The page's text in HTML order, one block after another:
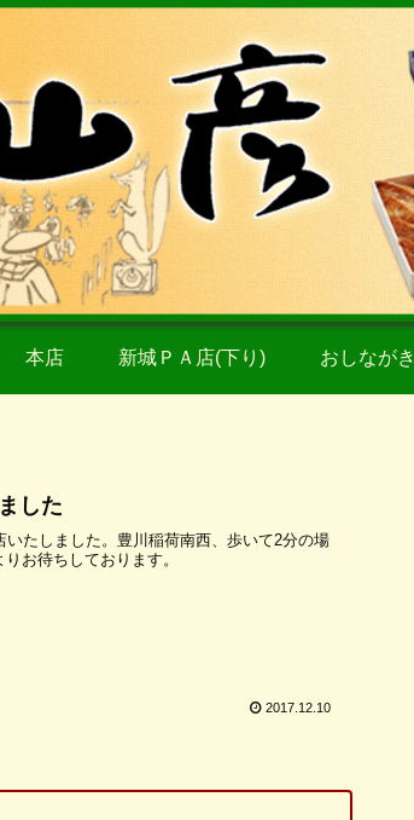
本店 新城ＰＡ店(下り) おしながき
した
いたしました。豊川稲荷南西、歩いて2分の場
お待ちしております。
2017.12.10